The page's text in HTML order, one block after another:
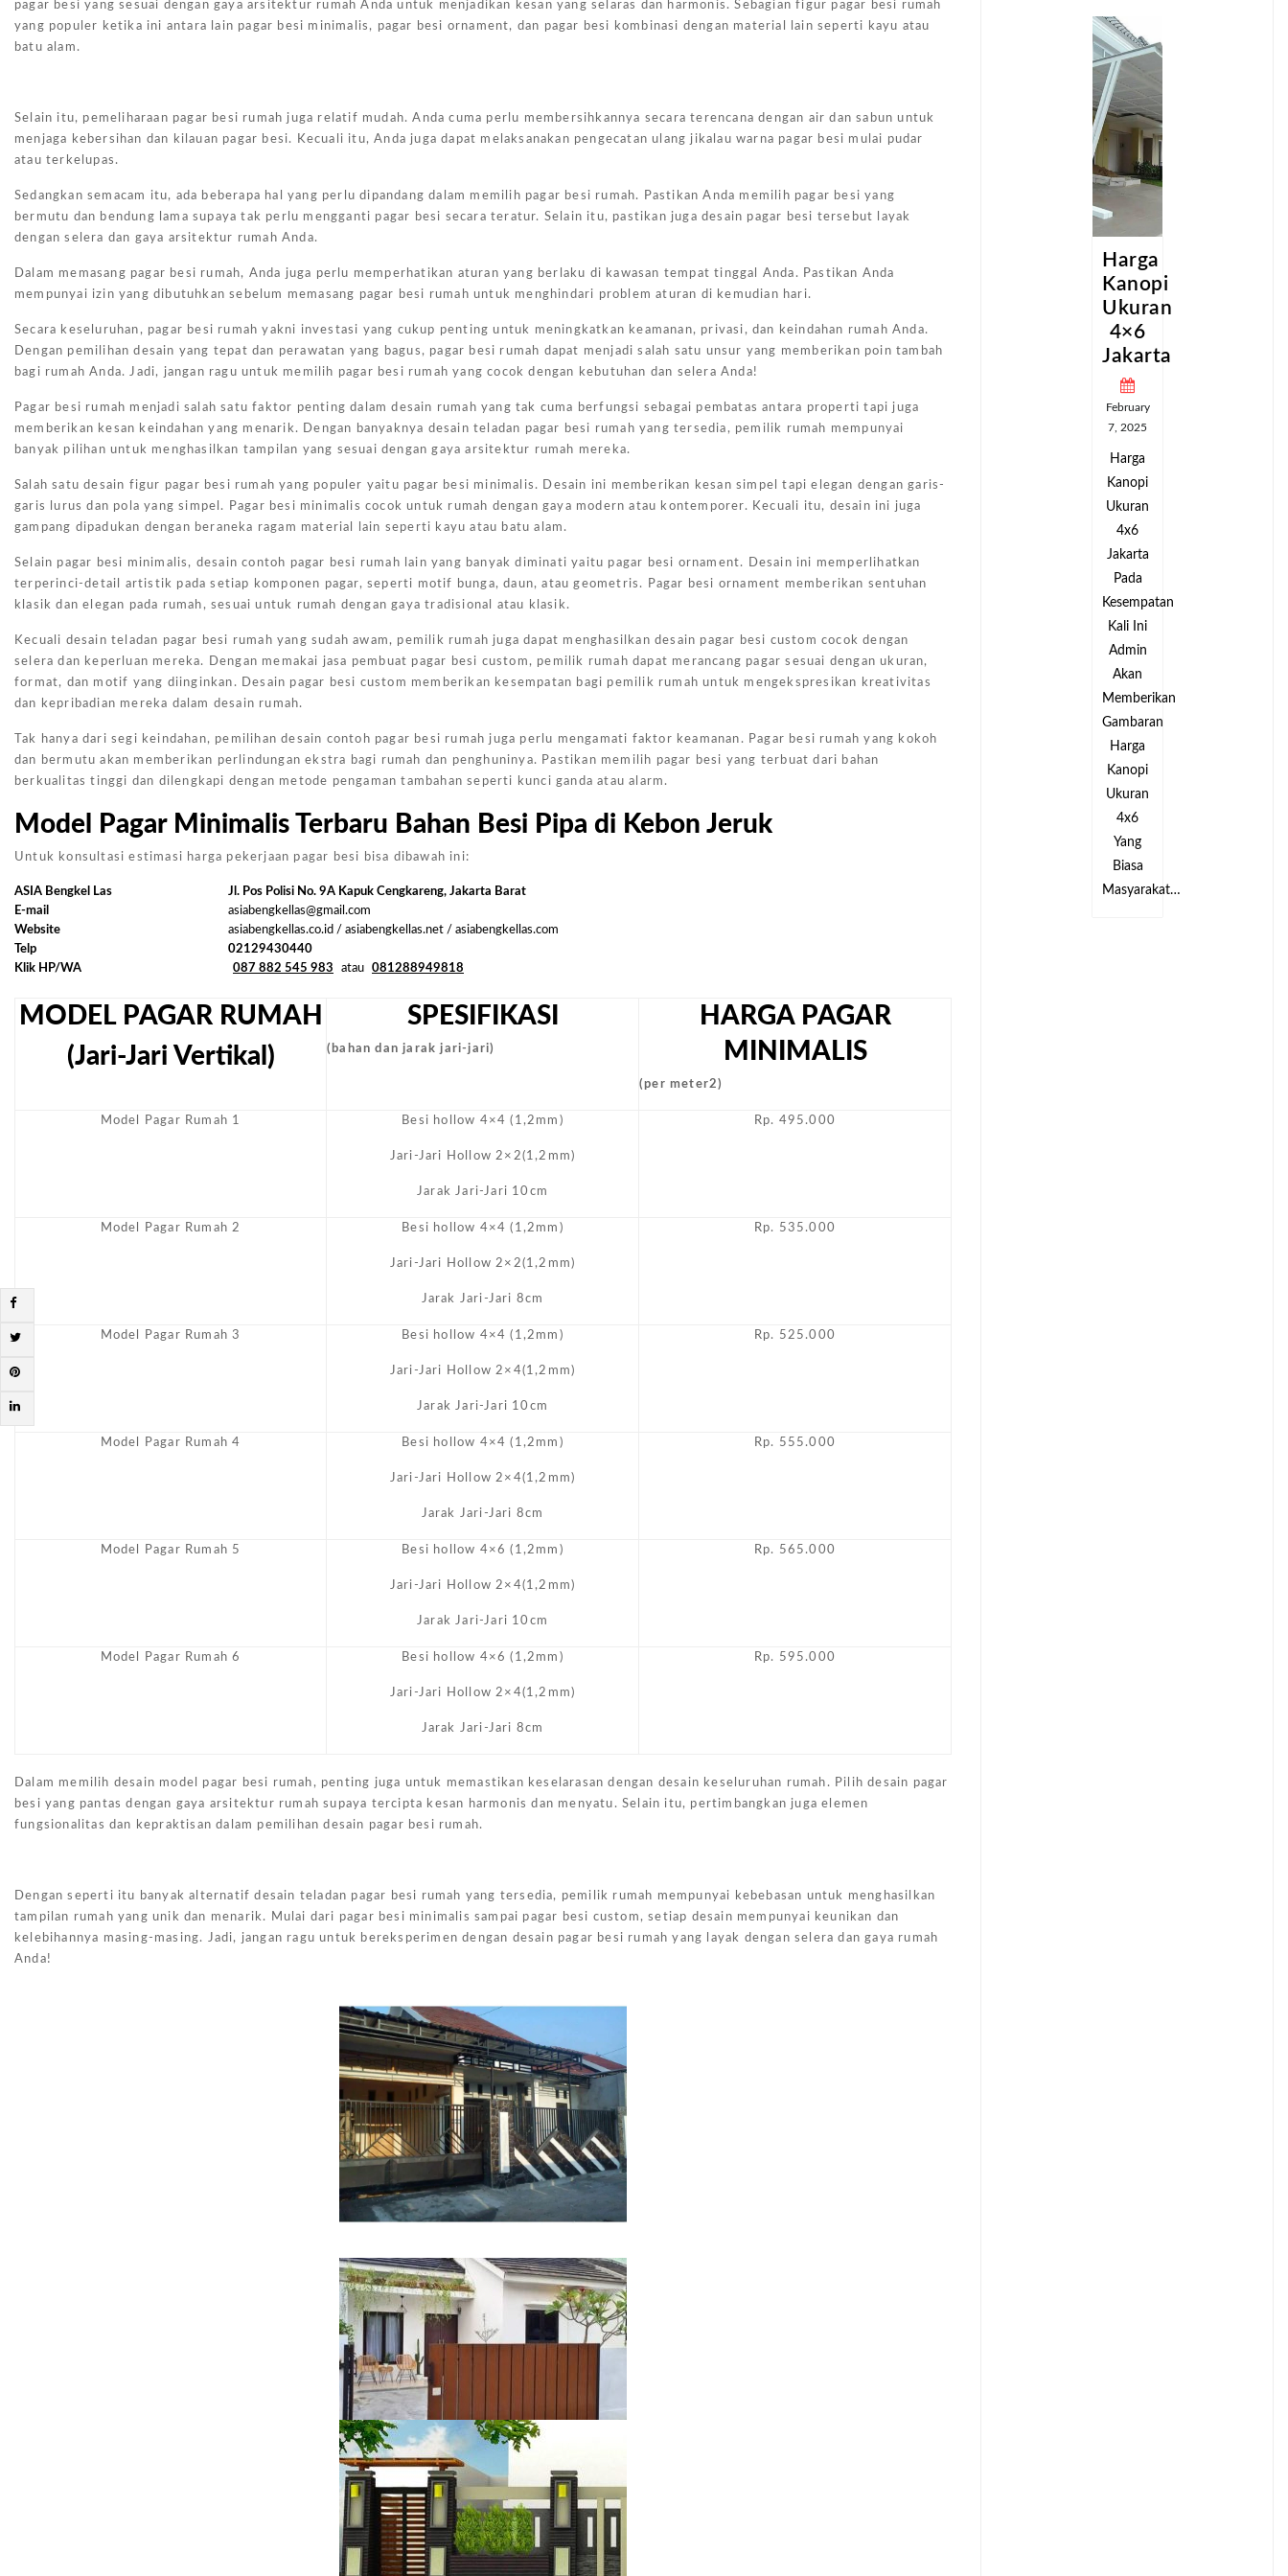
pagar besi yang sesuai dengan gaya arsitektur rumah Anda untuk menjadikan kesan yang selaras dan harmonis. Sebagian figur pagar besi rumah
yang populer ketika ini antara lain pagar besi minimalis, pagar besi ornament, dan pagar besi kombinasi dengan material lain seperti kayu atau
batu alam.
Selain itu, pemeliharaan pagar besi rumah juga relatif mudah. Anda cuma perlu membersihkannya secara terencana dengan air dan sabun untuk
menjaga kebersihan dan kilauan pagar besi. Kecuali itu, Anda juga dapat melaksanakan pengecatan ulang jikalau warna pagar besi mulai pudar
atau terkelupas.
Sedangkan semacam itu, ada beberapa hal yang perlu dipandang dalam memilih pagar besi rumah. Pastikan Anda memilih pagar besi yang
bermutu dan bendung lama supaya tak perlu mengganti pagar besi secara teratur. Selain itu, pastikan juga desain pagar besi tersebut layak
dengan selera dan gaya arsitektur rumah Anda.
Dalam memasang pagar besi rumah, Anda juga perlu memperhatikan aturan yang berlaku di kawasan tempat tinggal Anda. Pastikan Anda
mempunyai izin yang dibutuhkan sebelum memasang pagar besi rumah untuk menghindari problem aturan di kemudian hari.
Secara keseluruhan, pagar besi rumah yakni investasi yang cukup penting untuk meningkatkan keamanan, privasi, dan keindahan rumah Anda.
Dengan pemilihan desain yang tepat dan perawatan yang bagus, pagar besi rumah dapat menjadi salah satu unsur yang memberikan poin tambah
bagi rumah Anda. Jadi, jangan ragu untuk memilih pagar besi rumah yang cocok dengan kebutuhan dan selera Anda!
Pagar besi rumah menjadi salah satu faktor penting dalam desain rumah yang tak cuma berfungsi sebagai pembatas antara properti tapi juga
memberikan kesan keindahan yang menarik. Dengan banyaknya desain teladan pagar besi rumah yang tersedia, pemilik rumah mempunyai
banyak pilihan untuk menghasilkan tampilan yang sesuai dengan gaya arsitektur rumah mereka.
Salah satu desain figur pagar besi rumah yang populer yaitu pagar besi minimalis. Desain ini memberikan kesan simpel tapi elegan dengan garis-
garis lurus dan pola yang simpel. Pagar besi minimalis cocok untuk rumah dengan gaya modern atau kontemporer. Kecuali itu, desain ini juga
gampang dipadukan dengan beraneka ragam material lain seperti kayu atau batu alam.
Selain pagar besi minimalis, desain contoh pagar besi rumah lain yang banyak diminati yaitu pagar besi ornament. Desain ini memperlihatkan
terperinci-detail artistik pada setiap komponen pagar, seperti motif bunga, daun, atau geometris. Pagar besi ornament memberikan sentuhan
klasik dan elegan pada rumah, sesuai untuk rumah dengan gaya tradisional atau klasik.
Kecuali desain teladan pagar besi rumah yang sudah awam, pemilik rumah juga dapat menghasilkan desain pagar besi custom cocok dengan
selera dan keperluan mereka. Dengan memakai jasa pembuat pagar besi custom, pemilik rumah dapat merancang pagar sesuai dengan ukuran,
format, dan motif yang diinginkan. Desain pagar besi custom memberikan kesempatan bagi pemilik rumah untuk mengekspresikan kreativitas
dan kepribadian mereka dalam desain rumah.
Tak hanya dari segi keindahan, pemilihan desain contoh pagar besi rumah juga perlu mengamati faktor keamanan. Pagar besi rumah yang kokoh
dan bermutu akan memberikan perlindungan ekstra bagi rumah dan penghuninya. Pastikan memilih pagar besi yang terbuat dari bahan
berkualitas tinggi dan dilengkapi dengan metode pengaman tambahan seperti kunci ganda atau alarm.
Model Pagar Minimalis Terbaru Bahan Besi Pipa di Kebon Jeruk
Untuk konsultasi estimasi harga pekerjaan pagar besi bisa dibawah ini:
ASIA Bengkel Las
Jl. Pos Polisi No. 9A Kapuk Cengkareng, Jakarta Barat
E-mail
asiabengkellas@gmail.com
Website
asiabengkellas.co.id / asiabengkellas.net / asiabengkellas.com
Telp
02129430440
Klik HP/WA
087 882 545 983 atau 081288949818
MODEL PAGAR RUMAH
(Jari-Jari Vertikal)
SPESIFIKASI
(bahan dan jarak jari-jari)
HARGA PAGAR
MINIMALIS
(per meter2)
Model Pagar Rumah 1 Besi hollow 4×4 (1,2mm)
Jari-Jari Hollow 2×2(1,2mm)
Jarak Jari-Jari 10cm
Rp. 495.000
Model Pagar Rumah 2 Besi hollow 4×4 (1,2mm)
Jari-Jari Hollow 2×2(1,2mm)
Jarak Jari-Jari 8cm
Rp. 535.000
Model Pagar Rumah 3 Besi hollow 4×4 (1,2mm)
Jari-Jari Hollow 2×4(1,2mm)
Jarak Jari-Jari 10cm
Rp. 525.000
Model Pagar Rumah 4 Besi hollow 4×4 (1,2mm)
Jari-Jari Hollow 2×4(1,2mm)
Jarak Jari-Jari 8cm
Rp. 555.000
Model Pagar Rumah 5 Besi hollow 4×6 (1,2mm)
Jari-Jari Hollow 2×4(1,2mm)
Jarak Jari-Jari 10cm
Rp. 565.000
Model Pagar Rumah 6 Besi hollow 4×6 (1,2mm)
Jari-Jari Hollow 2×4(1,2mm)
Jarak Jari-Jari 8cm
Rp. 595.000
Dalam memilih desain model pagar besi rumah, penting juga untuk memastikan keselarasan dengan desain keseluruhan rumah. Pilih desain pagar
besi yang pantas dengan gaya arsitektur rumah supaya tercipta kesan harmonis dan menyatu. Selain itu, pertimbangkan juga elemen
fungsionalitas dan kepraktisan dalam pemilihan desain pagar besi rumah.
Dengan seperti itu banyak alternatif desain teladan pagar besi rumah yang tersedia, pemilik rumah mempunyai kebebasan untuk menghasilkan
tampilan rumah yang unik dan menarik. Mulai dari pagar besi minimalis sampai pagar besi custom, setiap desain mempunyai keunikan dan
kelebihannya masing-masing. Jadi, jangan ragu untuk bereksperimen dengan desain pagar besi rumah yang layak dengan selera dan gaya rumah
Anda!
Kanopi
4×6
Jakarta
February
7, 2025
Kanopi
Ukuran
Jakarta
Pada
Akan
Harga
4x6
4×6
Jakarta
February
Kanopi
Ukuran
Pada
Harga
Harga
Kanopi
Ukuran
4×6
Jakarta
February
7, 2025
Harga
Kanopi
Ukuran
4x6
Jakarta
Pada
Kesempatan
Kali Ini
Admin
Akan
Memberikan
Gambaran
Harga
Kanopi
Ukuran
4x6
Yang
Biasa
Masyarakat…